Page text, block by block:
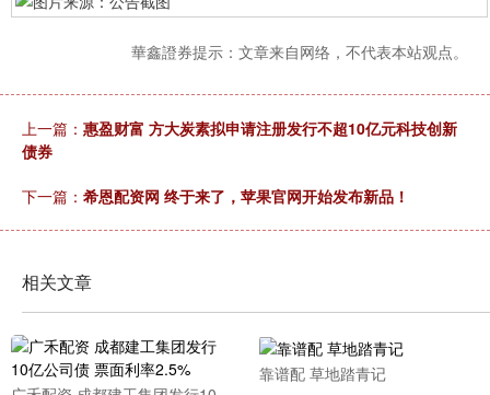
華鑫證券提示：文章来自网络，不代表本站观点。
上一篇： 惠盈财富 方大炭素拟申请注册发行不超10亿元科技创新
债券
下一篇： 希恩配资网 终于来了，苹果官网开始发布新品！
相关文章
靠谱配 草地踏青记